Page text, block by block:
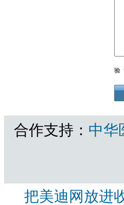
验
合作支持： 中华
把美迪网放进